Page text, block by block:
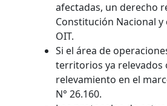
afectadas, un derecho
Constitución Nacional y
OIT.
Si el área de
territorios ya relevados
relevamiento en el
N° 26.160.